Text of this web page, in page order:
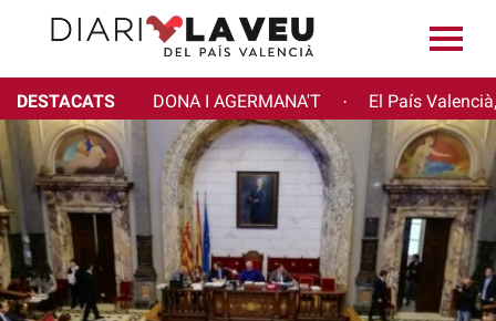
DESTACATS DONA I AGERMANA'T · El País